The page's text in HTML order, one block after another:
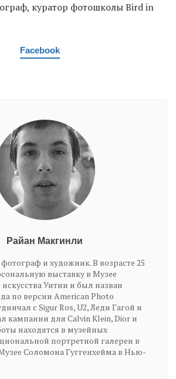
куратор фотошколы Bird in
Facebook
Райан Макгинли
и художник. В возрасте 25
выставку в Музее
Уитни и был назван
по версии American Photo
с Sigur Ros, U2, Леди Гагой и
кампании для Calvin Klein, Dior и
находятся в музейных
портретной галереи в
Соломона Гуггенхейма в Нью-